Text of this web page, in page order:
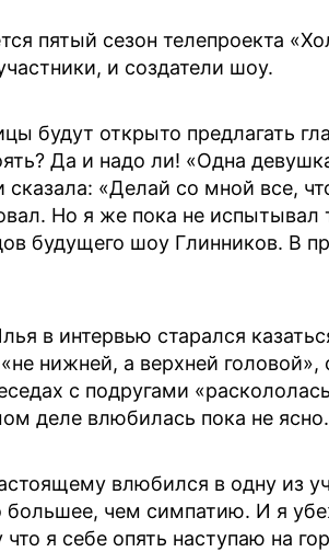
пятый сезон телепроекта
и создатели шоу.
будут открыто предлагать
Да и надо ли! «Одна
сказала: «Делай со мной все,
Но я же пока не испытывал
будущего шоу Глинников. В
в интервью старался
нижней, а верхней
с подругами
деле влюбилась пока не ясно.
влюбился в одну из
большее, чем симпатию. И я
я себе опять наступаю на